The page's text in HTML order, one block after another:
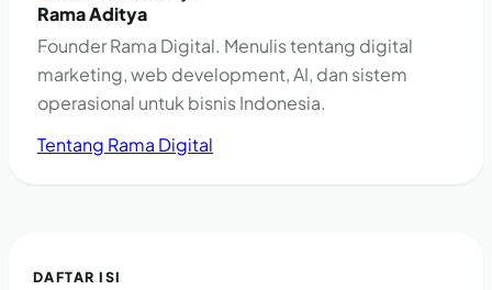
Rama Aditya
Founder Rama Digital. Menulis tentang digital
marketing, web development, AI, dan sistem
operasional untuk bisnis Indonesia.
Tentang Rama Digital
DAFTAR ISI